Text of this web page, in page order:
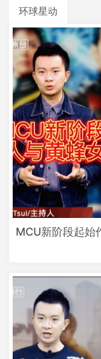
环球星动
MCU新阶段起始